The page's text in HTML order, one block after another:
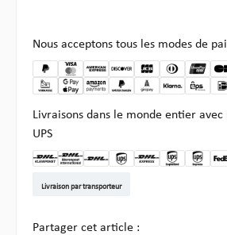
Nous acceptons tous les modes de
Livraisons dans le monde entier avec
UPS
Livraison par transporteur
Partager cet article :